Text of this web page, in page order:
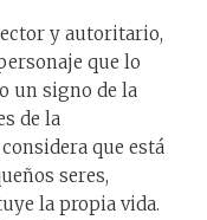
y autoritario,
que lo
un signo de la
de la
que está
seres,
la propia vida.